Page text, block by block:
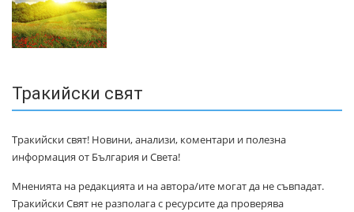
Тракийски свят
Тракийски свят! Новини, анализи, коментари и полезна
информация от България и Света!
Мненията на редакцията и на автора/ите могат да не съвпадат.
Тракийски Свят не разполага с ресурсите да проверява